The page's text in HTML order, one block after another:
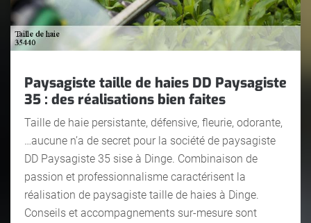
Paysagiste taille de haies DD Paysagiste
35 : des réalisations bien faites
Taille de haie persistante, défensive, fleurie, odorante,
…aucune n’a de secret pour la société de paysagiste
DD Paysagiste 35 sise à Dinge. Combinaison de
passion et professionnalisme caractérisent la
réalisation de paysagiste taille de haies à Dinge.
Conseils et accompagnements sur-mesure sont